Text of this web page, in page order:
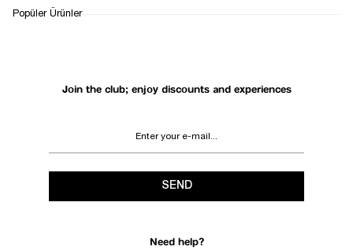
Join the club; enjoy discounts and experiences
SEND
Need help?
Popüler Ürünler